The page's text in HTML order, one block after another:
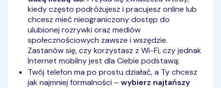
kiedy często podróżujesz i pracujesz online lub
chcesz mieć nieograniczony dostęp do
ulubionej rozrywki oraz mediów
społecznościowych zawsze i wszędzie.
Zastanów się, czy korzystasz z Wi-Fi, czy jednak
Internet mobilny jest dla Ciebie podstawą;
Twój telefon ma po prostu działać, a Ty chcesz
jak najmniej formalności – wybierz najtańszy